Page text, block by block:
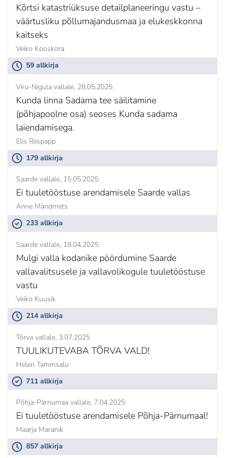
Kõrtsi katastriüksuse detailplaneeringu vastu –
väärtusliku põllumajandusmaa ja elukeskkonna
kaitseks
Veiko Kooskora
59 allkirja
Viru-Nigula vallale 28.05.2025
Kunda linna Sadama tee säilitamine
(põhjapoolne osa) seoses Kunda sadama
laiendamisega.
Elis Riispapp
179 allkirja
Saarde vallale 15.05.2025
Ei tuuletööstuse arendamisele Saarde vallas
Anne Mändmets
233 allkirja
Saarde vallale 18.04.2025
Mulgi valla kodanike pöördumine Saarde
vallavalitsusele ja vallavolikogule tuuletööstuse
vastu
Veiko Kuusik
214 allkirja
Tõrva vallale 3.07.2025
TUULIKUTEVABA TÕRVA VALD!
Helen Tammsalu
711 allkirja
Põhja-Pärnumaa vallale 7.04.2025
Ei tuuletööstuse arendamisele Põhja-Pärnumaal!
Maarja Maranik
857 allkirja